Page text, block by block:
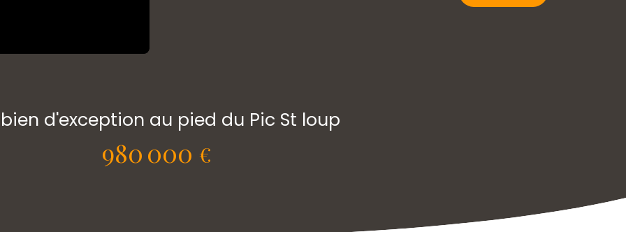
d'exception au pied du Pic St loup
980 000 €